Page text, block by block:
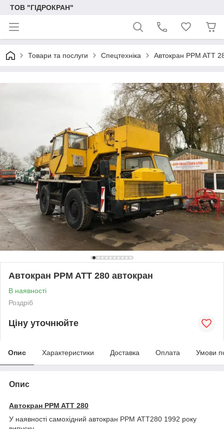
ТОВ "ГІДРОКРАН"
Товари та послуги Спецтехніка Автокран PPM ATT
Автокран PPM ATT 280 автокран
В наявності
Роздріб
Ціну уточнюйте
Опис Характеристики Доставка Оплата Умови
Опис
Автокран PPM ATT 280
У наявності самохідний автокран РРМ АТТ280 1992 року